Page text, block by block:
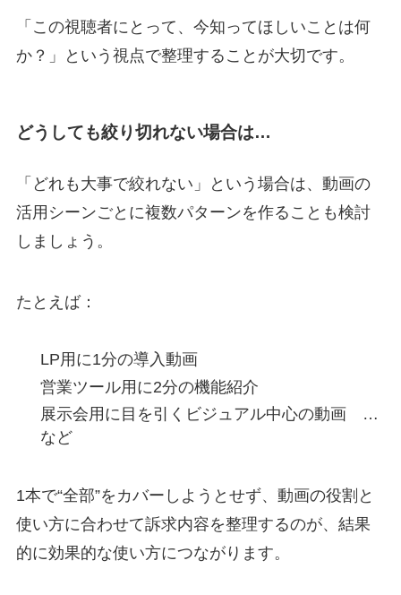
「この視聴者にとって、今知ってほしいことは何
か？」という視点で整理することが大切です。
どうしても絞り切れない場合は…
「どれも大事で絞れない」という場合は、 動画の
活用シーンごとに複数パターンを作る ことも検討
しましょう。
たとえば：
LP用に1分の導入動画
営業ツール用に2分の機能紹介
展示会用に目を引くビジュアル中心の動画 …
など
1本で“全部”をカバーしようとせず、 動画の役割と
使い方に合わせて訴求内容を整理するのが、結果
的に効果的な使い方につながります。